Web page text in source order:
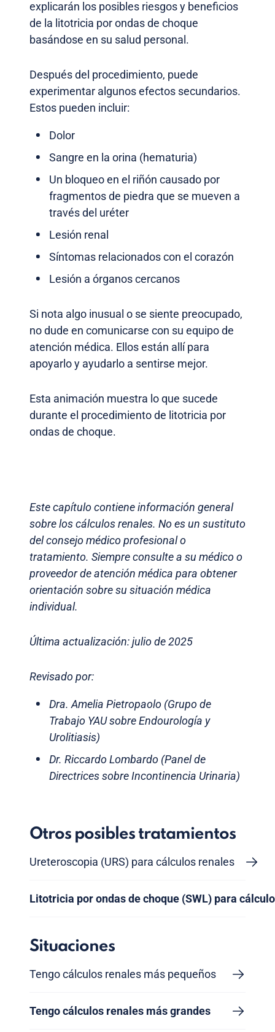
explicarán los posibles riesgos y beneficios
de la litotricia por ondas de choque
basándose en su salud personal.
Después del procedimiento, puede
experimentar algunos efectos secundarios.
Estos pueden incluir:
Dolor
Sangre en la orina (hematuria)
Un bloqueo en el riñón causado por
fragmentos de piedra que se mueven a
través del uréter
Lesión renal
Síntomas relacionados con el corazón
Lesión a órganos cercanos
Si nota algo inusual o se siente preocupado,
no dude en comunicarse con su equipo de
atención médica. Ellos están allí para
apoyarlo y ayudarlo a sentirse mejor.
Esta animación muestra lo que sucede
durante el procedimiento de litotricia por
ondas de choque.
Este capítulo contiene información general
sobre los cálculos renales. No es un sustituto
del consejo médico profesional o
tratamiento. Siempre consulte a su médico o
proveedor de atención médica para obtener
orientación sobre su situación médica
individual.
Última actualización: julio de 2025
Revisado por:
Dra. Amelia Pietropaolo (Grupo de
Trabajo YAU sobre Endourología y
Urolitiasis)
Dr. Riccardo Lombardo (Panel de
Directrices sobre Incontinencia Urinaria)
Otros posibles tratamientos
Ureteroscopia (URS) para cálculos renales
Litotricia por ondas de choque (SWL) para
Situaciones
Tengo cálculos renales más pequeños
Tengo cálculos renales más grandes